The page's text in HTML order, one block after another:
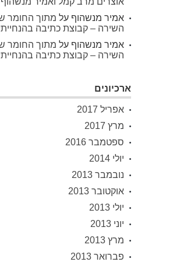
אמיר מנשהוף על מתוך החומר
השירה – קבוצת כתיבה
אמיר מנשהוף על מתוך החומר
השירה – קבוצת כתיבה
ארכיונים
אפריל 2017
מרץ 2017
ספטמבר 2016
יולי 2014
נובמבר 2013
אוקטובר 2013
יולי 2013
יוני 2013
מרץ 2013
פברואר 2013